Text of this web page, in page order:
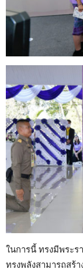
ในการนี้ ทรงมีพระร
ทรงพลังสามารถสร้